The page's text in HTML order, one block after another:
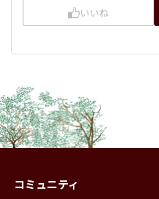
いいね
コミュニティ